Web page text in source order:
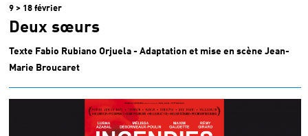
9 > 18 février
Deux sœurs
Texte Fabio Rubiano Orjuela - Adaptation et mise en scène Jean-
Marie Broucaret